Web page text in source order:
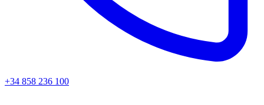
+34 858 236 100